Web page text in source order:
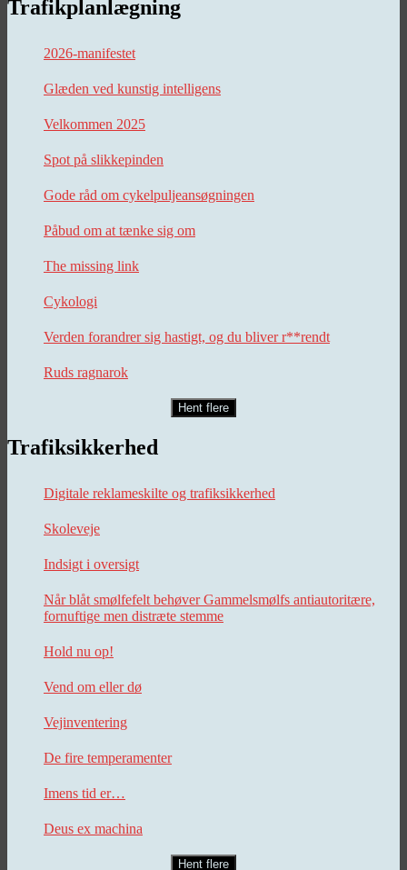
Trafikplanlægning
2026-manifestet
Glæden ved kunstig intelligens
Velkommen 2025
Spot på slikkepinden
Gode råd om cykelpuljeansøgningen
Påbud om at tænke sig om
The missing link
Cykologi
Verden forandrer sig hastigt, og du bliver r**rendt
Ruds ragnarok
Hent flere
Trafiksikkerhed
Digitale reklameskilte og trafiksikkerhed
Skoleveje
Indsigt i oversigt
Når blåt smølfefelt behøver Gammelsmølfs antiautoritære,
fornuftige men distræte stemme
Hold nu op!
Vend om eller dø
Vejinventering
De fire temperamenter
Imens tid er…
Deus ex machina
Hent flere